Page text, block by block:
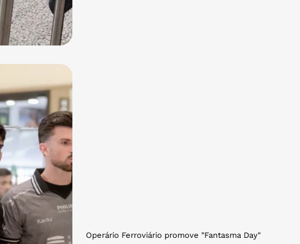
Operário Ferroviário promove "Fantasma Day"